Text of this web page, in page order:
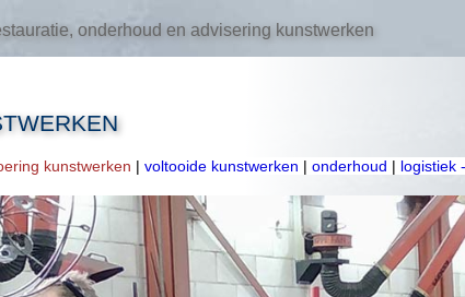
onderhoud en advisering kunstwerken
kunstwerken | voltooide kunstwerken | onderhoud | logistiek